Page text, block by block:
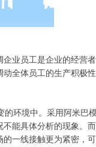
业员工是企业的经营
全体员工的生产积极
环境中。采用阿米巴
能具体分析的现象。
一线接触更为紧密，